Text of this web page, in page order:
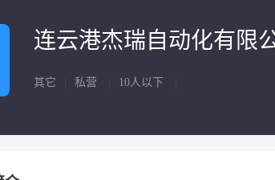
连云港杰瑞自动化有限
其它 私营 10人以下